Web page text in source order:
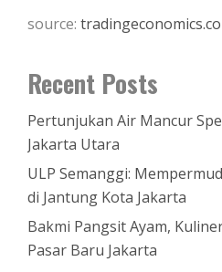
source:
Recent Posts
Pertunjukan Air Mancur
Jakarta Utara
ULP Semanggi:
di Jantung Kota Jakarta
Bakmi Pangsit Ayam,
Pasar Baru Jakarta